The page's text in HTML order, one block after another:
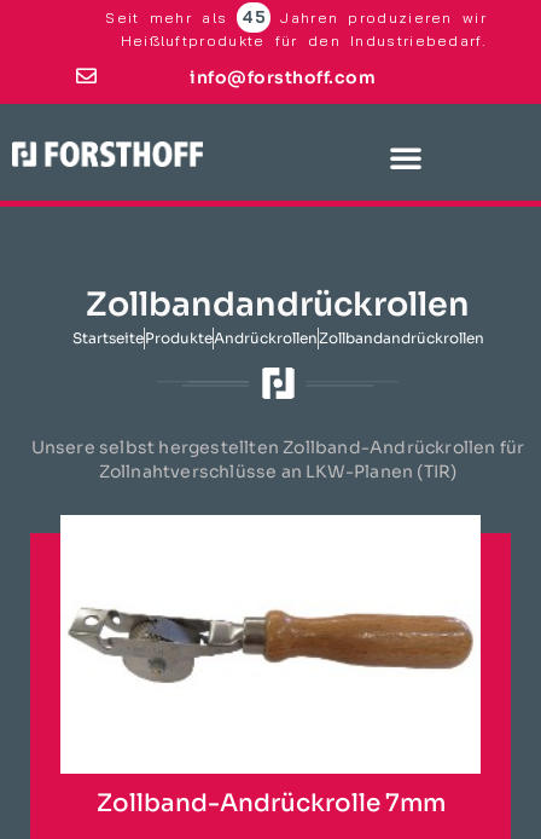
Seit mehr als 45
Jahren produzieren wir
Heißluftprodukte für den Industriebedarf.
info@forsthoff.com
Zollbandandrückrollen
StartseiteProdukteAndrückrollenZollbandandrückrollen
Unsere selbst hergestellten Zollband-Andrückrollen für
Zollnahtverschlüsse an LKW-Planen (TIR)
Zollband-Andrückrolle 7mm